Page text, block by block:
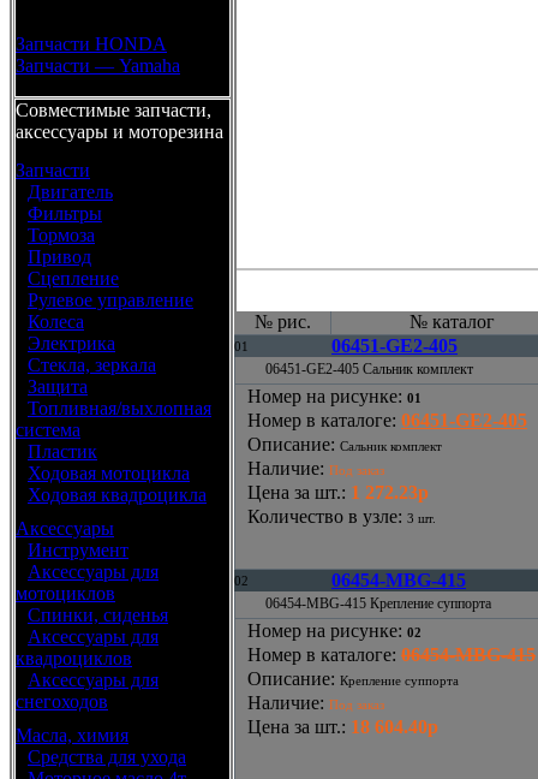
Запчасти HONDA
Запчасти — Yamaha
Совместимые запчасти,
аксессуары и моторезина
Запчасти
Двигатель
Фильтры
Тормоза
Привод
Сцепление
Рулевое управление
Колеса
Электрика
Стекла, зеркала
Защита
Топливная/выхлопная
система
Пластик
Ходовая мотоцикла
Ходовая квадроцикла
Аксессуары
Инструмент
Аксессуары для
мотоциклов
Спинки, сиденья
Аксессуары для
квадроциклов
Аксессуары для
снегоходов
Масла, химия
Средства для ухода
№ рис. № каталог
01 06451-GE2-405
06451-GE2-405 Сальник комплект
Номер на рисунке: 01
Номер в каталоге: 06451-GE2-405
Описание: Сальник комплект
Наличие: Под заказ
Цена за шт.: 1 272.23р
Количество в узле: 3 шт.
02 06454-MBG-415
06454-MBG-415 Крепление суппорта
Номер на рисунке: 02
Номер в каталоге: 06454-MBG-415
Описание: Крепление суппорта
Наличие: Под заказ
Цена за шт.: 18 604.40р